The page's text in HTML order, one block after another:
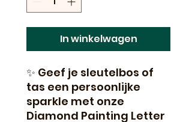
In winkelwagen
✨ Geef je sleutelbos of
tas een persoonlijke
sparkle met onze
Diamond Painting Letter